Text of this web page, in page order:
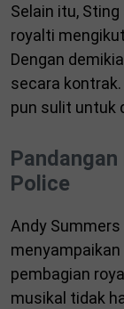
Selain itu,
royalti
Dengan
secara
pun sulit untuk
Police
Andy
pembagian
musikal tidak